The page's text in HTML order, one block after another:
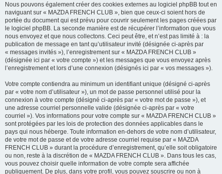
Nous pouvons également créer des cookies externes au logiciel phpBB tout en
naviguant sur « MAZDA FRENCH CLUB », bien que ceux-ci soient hors de
portée du document qui est prévu pour couvrir seulement les pages créées par
le logiciel phpBB. La seconde manière est de récupérer l’information que vous
nous envoyez et que nous collectons. Ceci peut être, et n’est pas limité à : la
publication de message en tant qu’utilisateur invité (désignée ci-après par
« messages invités »), l’enregistrement sur « MAZDA FRENCH CLUB »
(désignée ici par « votre compte ») et les messages que vous envoyez après
l’enregistrement et lors d’une connexion (désignés ici par « vos messages »).
Votre compte contiendra au minimum un identifiant unique (désigné ci-après
par « votre nom d’utilisateur »), un mot de passe personnel utilisé pour la
connexion à votre compte (désigné ci-après par « votre mot de passe »), et
une adresse courriel personnelle valide (désignée ci-après par « votre
courriel »). Vos informations pour votre compte sur « MAZDA FRENCH CLUB »
sont protégées par les lois de protection des données applicables dans le
pays qui nous héberge. Toute information en-dehors de votre nom d’utilisateur,
de votre mot de passe et de votre adresse courriel requise par « MAZDA
FRENCH CLUB » durant la procédure d’enregistrement, qu’elle soit obligatoire
ou non, reste à la discrétion de « MAZDA FRENCH CLUB ». Dans tous les cas,
vous pouvez choisir quelle information de votre compte sera affichée
publiquement. De plus, dans votre profil, vous pouvez souscrire ou non à